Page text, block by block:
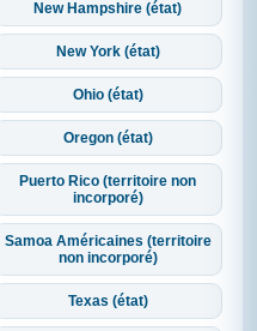
New Hampshire (état)
New York (état)
Ohio (état)
Oregon (état)
Puerto Rico (territoire non
incorporé)
Samoa Américaines (territoire
non incorporé)
Texas (état)